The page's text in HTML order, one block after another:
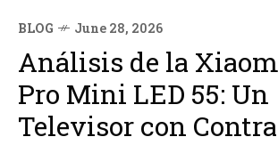
BLOG June 28, 2026
Análisis de la
Pro Mini LED 55: Un
Televisor con